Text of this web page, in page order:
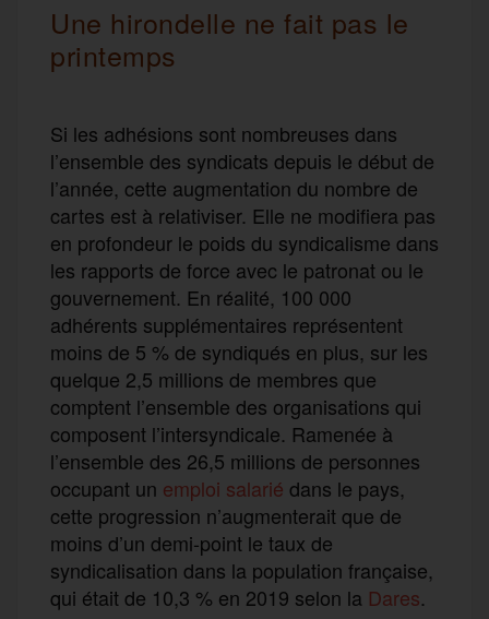
Une hirondelle ne fait pas le
printemps
Si les adhésions sont nombreuses dans
l’ensemble des syndicats depuis le début de
l’année, cette augmentation du nombre de
cartes est à relativiser. Elle ne modifiera pas
en profondeur le poids du syndicalisme dans
les rapports de force avec le patronat ou le
gouvernement. En réalité, 100 000
adhérents supplémentaires représentent
moins de 5 % de syndiqués en plus, sur les
quelque 2,5 millions de membres que
comptent l’ensemble des organisations qui
composent l’intersyndicale. Ramenée à
l’ensemble des 26,5 millions de personnes
occupant un emploi salarié dans le pays,
cette progression n’augmenterait que de
moins d’un demi-point le taux de
syndicalisation dans la population française,
qui était de 10,3 % en 2019 selon la Dares.